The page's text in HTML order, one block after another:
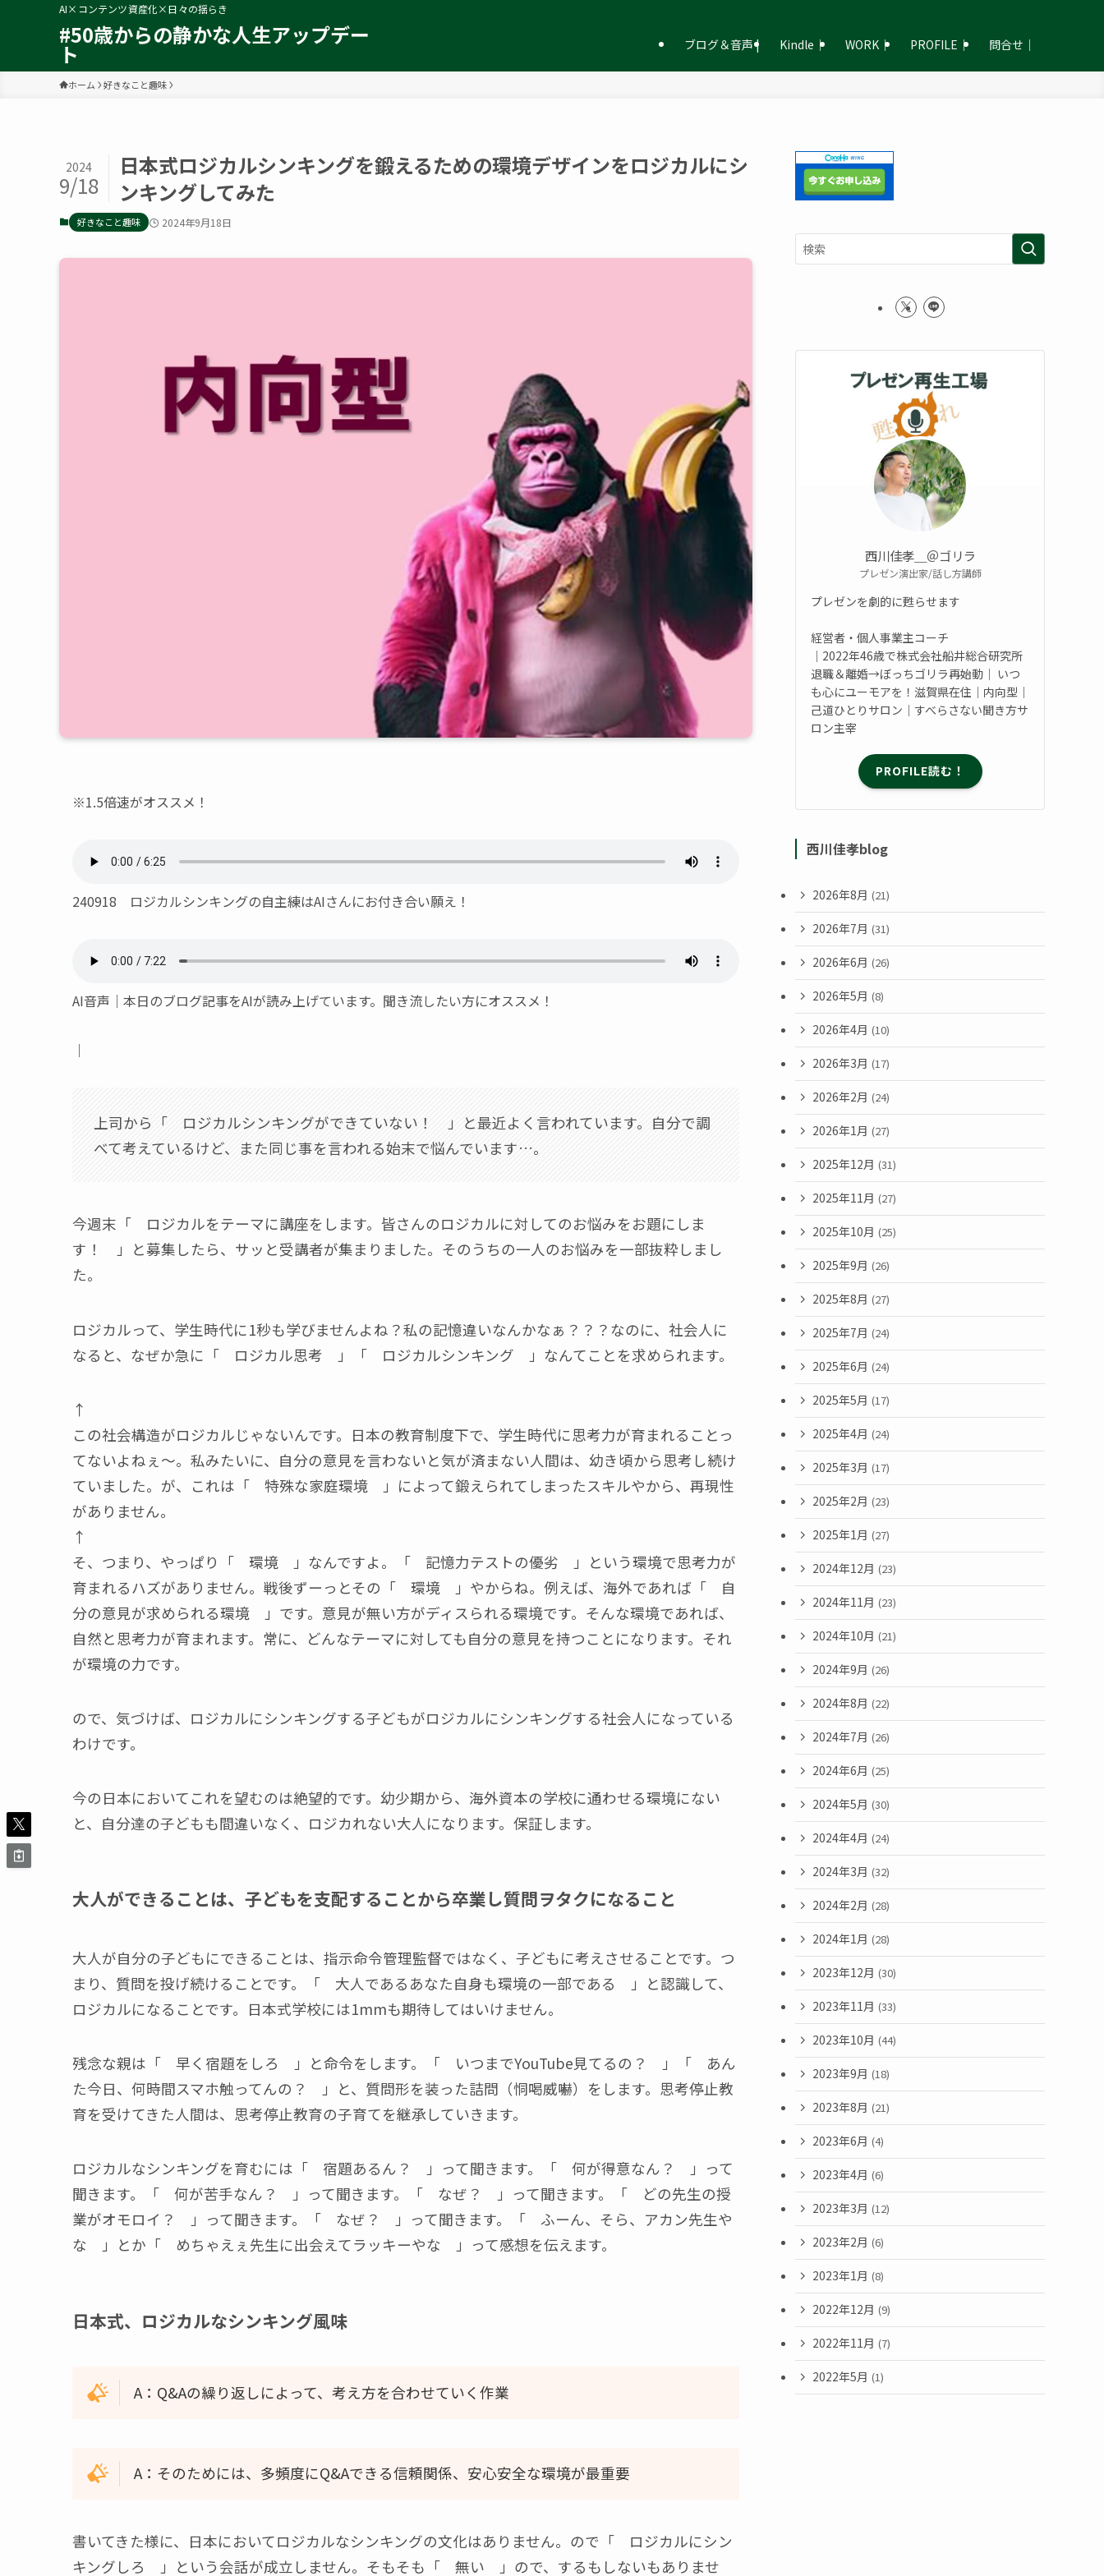
AI×コンテンツ資産化×日々の揺らき
#50歳からの静かな人生アップデー
ト ブログ＆音声 | Kindle｜ WORK｜ PROFILE｜ 問合せ｜
ホーム 好きなこと趣味
日本式ロジカルシンキングを鍛えるための環境デザインをロジカルにシ
ンキングしてみた
2024
9/18
好きなこと趣味 2024年9月18日
※1.5倍速がオススメ！
240918 ロジカルシンキングの自主練はAIさんにお付き合い願え！
AI音声｜本日のブログ記事をAIが読み上げています。聞き流したい方にオススメ！
｜
上司から「 ロジカルシンキングができていない！ 」と最近よく言われています。自分で調
べて考えているけど、また同じ事を言われる始末で悩んでいます…。
今週末「 ロジカルをテーマに講座をします。皆さんのロジカルに対してのお悩みをお題にしま
す！ 」と募集したら、サッと受講者が集まりました。そのうちの一人のお悩みを一部抜粋しまし
た。
ロジカルって、学生時代に1秒も学びませんよね？私の記憶違いなんかなぁ？？？なのに、社会人に
なると、なぜか急に「 ロジカル思考 」「 ロジカルシンキング 」なんてことを求められます。
↑
この社会構造がロジカルじゃないんです。日本の教育制度下で、学生時代に思考力が育まれることっ
てないよねぇ～。私みたいに、自分の意見を言わないと気が済まない人間は、幼き頃から思考し続け
ていました。が、これは「 特殊な家庭環境 」によって鍛えられてしまったスキルやから、再現性
がありません。
↑
そ、つまり、やっぱり「 環境 」なんですよ。「 記憶力テストの優劣 」という環境で思考力が
育まれるハズがありません。戦後ずーっとその「 環境 」やからね。例えば、海外であれば「 自
分の意見が求められる環境 」です。意見が無い方がディスられる環境です。そんな環境であれば、
自然と思考力が育まれます。常に、どんなテーマに対しても自分の意見を持つことになります。それ
が環境の力です。
ので、気づけば、ロジカルにシンキングする子どもがロジカルにシンキングする社会人になっている
わけです。
今の日本においてこれを望むのは絶望的です。幼少期から、海外資本の学校に通わせる環境にない
と、自分達の子どもも間違いなく、ロジカれない大人になります。保証します。
大人ができることは、子どもを支配することから卒業し質問ヲタクになること
大人が自分の子どもにできることは、指示命令管理監督ではなく、子どもに考えさせることです。つ
まり、質問を投げ続けることです。「 大人であるあなた自身も環境の一部である 」と認識して、
ロジカルになることです。日本式学校には1mmも期待してはいけません。
残念な親は「 早く宿題をしろ 」と命令をします。「 いつまでYouTube見てるの？ 」「 あん
た今日、何時間スマホ触ってんの？ 」と、質問形を装った詰問（恫喝威嚇）をします。思考停止教
育を受けてきた人間は、思考停止教育の子育てを継承していきます。
ロジカルなシンキングを育むには「 宿題あるん？ 」って聞きます。「 何が得意なん？ 」って
聞きます。「 何が苦手なん？ 」って聞きます。「 なぜ？ 」って聞きます。「 どの先生の授
業がオモロイ？ 」って聞きます。「 なぜ？ 」って聞きます。「 ふーん、そら、アカン先生や
な 」とか「 めちゃえぇ先生に出会えてラッキーやな 」って感想を伝えます。
日本式、ロジカルなシンキング風味
A：Q&Aの繰り返しによって、考え方を合わせていく作業
A：そのためには、多頻度にQ&Aできる信頼関係、安心安全な環境が最重要
書いてきた様に、日本においてロジカルなシンキングの文化はありません。ので「 ロジカルにシン
キングしろ 」という会話が成立しません。そもそも「 無い 」ので、するもしないもありませ
西川佳孝＿＠ゴリラ
プレゼン演出家/話し方講師
プレゼンを劇的に甦らせます
経営者・個人事業主コーチ
｜2022年46歳で株式会社船井総合研究所
退職＆離婚→ぼっちゴリラ再始動｜ いつ
も心にユーモアを！滋賀県在住｜内向型｜
己道ひとりサロン｜すべらさない聞き方サ
ロン主宰
PROFILE読む！
西川佳孝blog
2026年8月 (21)
2026年7月 (31)
2026年6月 (26)
2026年5月 (8)
2026年4月 (10)
2026年3月 (17)
2026年2月 (24)
2026年1月 (27)
2025年12月 (31)
2025年11月 (27)
2025年10月 (25)
2025年9月 (26)
2025年8月 (27)
2025年7月 (24)
2025年6月 (24)
2025年5月 (17)
2025年4月 (24)
2025年3月 (17)
2025年2月 (23)
2025年1月 (27)
2024年12月 (23)
2024年11月 (23)
2024年10月 (21)
2024年9月 (26)
2024年8月 (22)
2024年7月 (26)
2024年6月 (25)
2024年5月 (30)
2024年4月 (24)
2024年3月 (32)
2024年2月 (28)
2024年1月 (28)
2023年12月 (30)
2023年11月 (33)
2023年10月 (44)
2023年9月 (18)
2023年8月 (21)
2023年6月 (4)
2023年4月 (6)
2023年3月 (12)
2023年2月 (6)
2023年1月 (8)
2022年12月 (9)
2022年11月 (7)
2022年5月 (1)